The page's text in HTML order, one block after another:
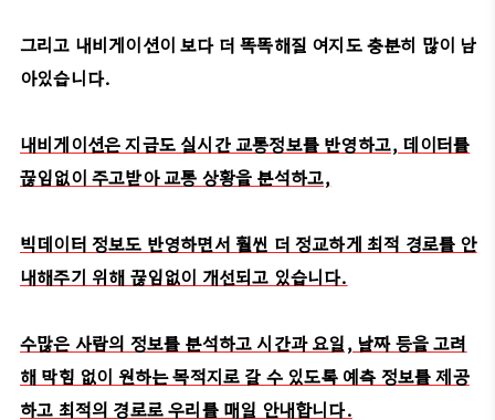
그리고 내비게이션이 보다 더 똑똑해질 여지도 충분히 많이 남
아있습니다.
내비게이션은 지금도 실시간 교통정보를 반영하고, 데이터를
끊임없이 주고받아 교통 상황을 분석하고,
빅데이터 정보도 반영하면서 훨씬 더 정교하게 최적 경로를 안
내해주기 위해 끊임없이 개선되고 있습니다.
수많은 사람의 정보를 분석하고 시간과 요일, 날짜 등을 고려
해 막힘 없이 원하는 목적지로 갈 수 있도록 예측 정보를 제공
하고 최적의 경로로 우리를 매일 안내합니다.